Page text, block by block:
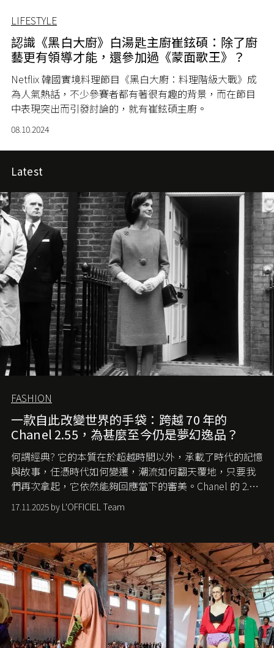
LIFESTYLE
認識《黑白大廚》白湯匙主廚崔鉉碩：除了廚
藝更有領導才能，還參加過《蒙面歌王》？
Netflix 韓國實境料理節目《黑白大廚：料理階級大戰》成
為人氣熱話，不少參賽者都有著很有趣的背景，而在節目
中表現突出而引發討論的，就有崔鉉碩主廚。
08.10.2024
Latest
FASHION
一款自此改變世界的手袋：跨越 70 年的
Chanel 2.55，為甚麼至今仍是夢幻逸品？
何謂經典? 它的本質在於超越時間以外，承載了時代的記憶
與故事，任憑時代如何變遷，潮流如何翻天覆地，只要我
們再次拿起，它依然能夠回應當下的審美。Chanel 的 2.55
手袋更是這樣存在，自問世至今，一直有着舉足輕重的地
位。如果說每個女生的第一個夢想手袋是 Chanel，那 2.55
愛它的雋永與優雅。那麼這個手袋是怎麼誕生的呢？又為
甚麼取名叫 2.55 ？今天就由《L'Officiel HK》帶你穿越流金
歲月，回顧 2.55 的誕生故事。
17.11.2025 by L'OFFICIEL Team